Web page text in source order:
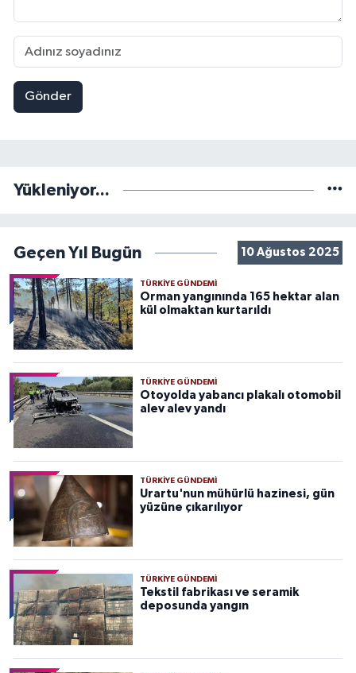
Gönder
Yükleniyor...
Geçen Yıl Bugün 10 Ağustos 2025
TÜRKIYE GÜNDEMI
Orman yangınında 165 hektar alan
kül olmaktan kurtarıldı
TÜRKIYE GÜNDEMI
Otoyolda yabancı plakalı otomobil
alev alev yandı
TÜRKIYE GÜNDEMI
Urartu'nun mühürlü hazinesi, gün
yüzüne çıkarılıyor
TÜRKIYE GÜNDEMI
Tekstil fabrikası ve seramik
deposunda yangın